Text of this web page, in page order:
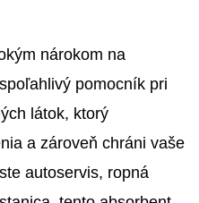
nárokom na
pomocník pri
látok, ktorý
a zároveň chráni vaše
autoservis, ropná